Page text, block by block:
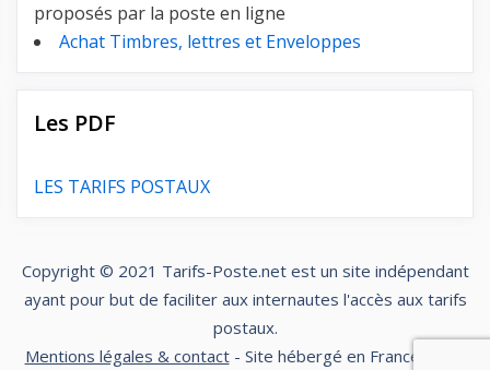
proposés par la poste en ligne
Achat Timbres, lettres et Enveloppes
Les PDF
LES TARIFS POSTAUX
Copyright © 2021 Tarifs-Poste.netest un site indépendant
ayant pour but de faciliter aux internautes l'accès aux tarifs
postaux.
Mentions légales & contact- Site hébergé en France par la